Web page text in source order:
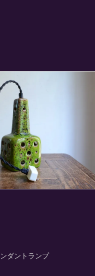
ダントランプ